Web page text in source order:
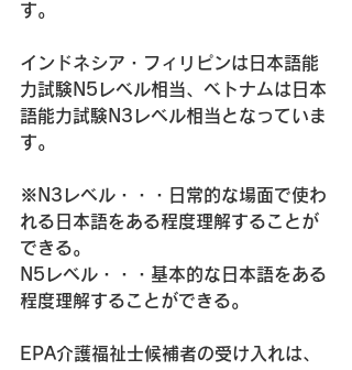
す。
インドネシア・フィリピンは日本語能
力試験N5レベル相当、ベトナムは日本
語能力試験N3レベル相当となっていま
す。
※N3レベル・・・日常的な場面で使わ
れる日本語をある程度理解することが
できる。
N5レベル・・・基本的な日本語をある
程度理解することができる。
EPA介護福祉士候補者の受け入れは、